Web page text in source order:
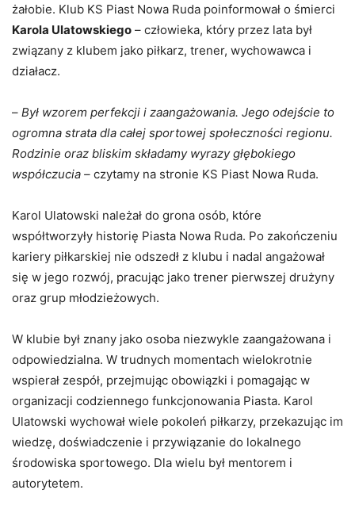
żałobie. Klub KS Piast Nowa Ruda poinformował o śmierci
Karola Ulatowskiego – człowieka, który przez lata był
związany z klubem jako piłkarz, trener, wychowawca i
działacz.
– Był wzorem perfekcji i zaangażowania. Jego odejście to
ogromna strata dla całej sportowej społeczności regionu.
Rodzinie oraz bliskim składamy wyrazy głębokiego
współczucia – czytamy na stronie KS Piast Nowa Ruda.
Karol Ulatowski należał do grona osób, które
współtworzyły historię Piasta Nowa Ruda. Po zakończeniu
kariery piłkarskiej nie odszedł z klubu i nadal angażował
się w jego rozwój, pracując jako trener pierwszej drużyny
oraz grup młodzieżowych.
W klubie był znany jako osoba niezwykle zaangażowana i
odpowiedzialna. W trudnych momentach wielokrotnie
wspierał zespół, przejmując obowiązki i pomagając w
organizacji codziennego funkcjonowania Piasta. Karol
Ulatowski wychował wiele pokoleń piłkarzy, przekazując im
wiedzę, doświadczenie i przywiązanie do lokalnego
środowiska sportowego. Dla wielu był mentorem i
autorytetem.